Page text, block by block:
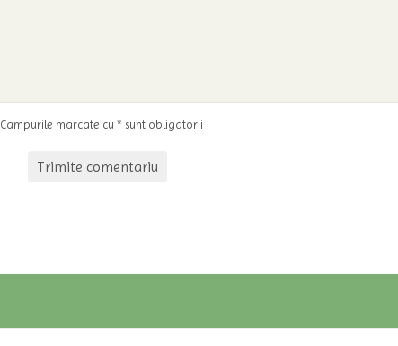
Campurile marcate cu * sunt obligatorii
Trimite comentariu